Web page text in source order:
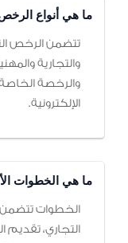
ما هي أنواع
تتضمن الرخص
والتجارية
والرخصة
الإلكترونية.
ما هي الخطوات
الخطوات تتضمن
التجاري، تقديم